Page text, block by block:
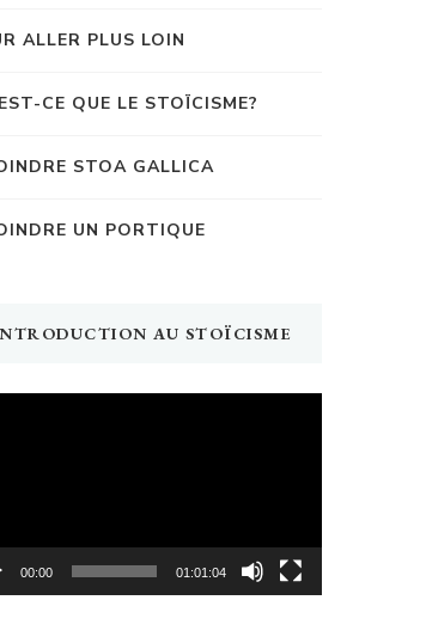
ALLER PLUS LOIN
CE QUE LE STOÏCISME?
STOA GALLICA
UN PORTIQUE
AU STOÏCISME
00:00 01:01:04